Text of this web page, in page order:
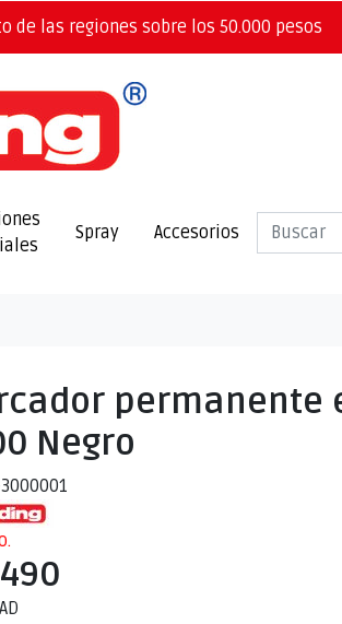
de las regiones sobre los 50.000 pesos
Spray Accesorios
permanente
Negro